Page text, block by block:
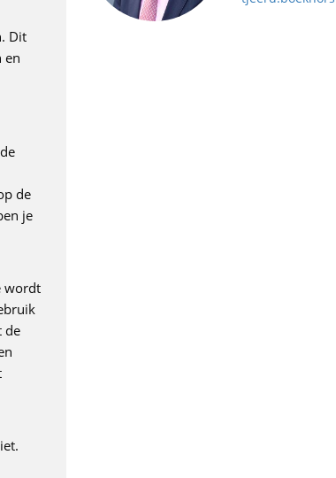
Dit
en
de
je
wordt
de